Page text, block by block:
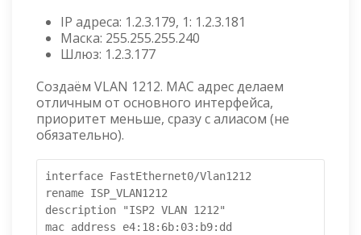
IP адреса: 1.2.3.179, 1: 1.2.3.181
Маска: 255.255.255.240
Шлюз: 1.2.3.177
Создаём VLAN 1212. MAC адрес делаем
отличным от основного интерфейса,
приоритет меньше, сразу с алиасом (не
обязательно).
interface FastEthernet0/Vlan1212
rename ISP_VLAN1212
description "ISP2 VLAN 1212"
mac address e4:18:6b:03:b9:dd